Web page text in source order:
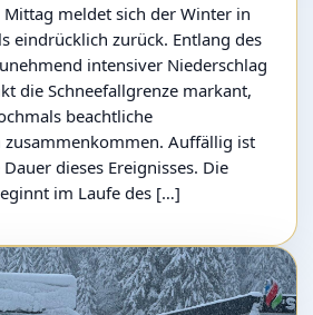
meldet sich der Winter in
eindrücklich zurück. Entlang des
intensiver Niederschlag
die Schneefallgrenze markant,
beachtliche
zusammenkommen. Auffällig ist
dieses Ereignisses. Die
im Laufe des […]